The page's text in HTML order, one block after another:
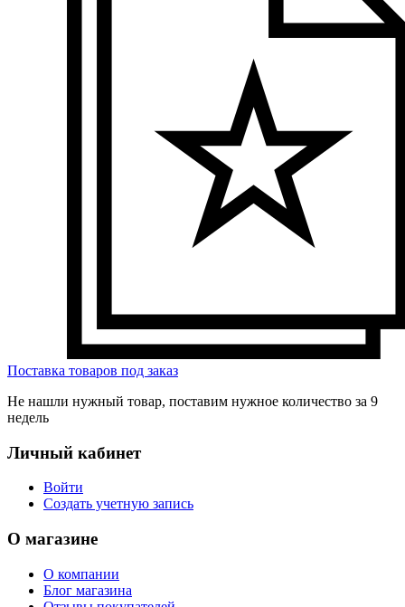
Поставка товаров под заказ
Не нашли нужный товар, поставим нужное количество за 9
недель
Личный кабинет
Войти
Создать учетную запись
О магазине
О компании
Блог магазина